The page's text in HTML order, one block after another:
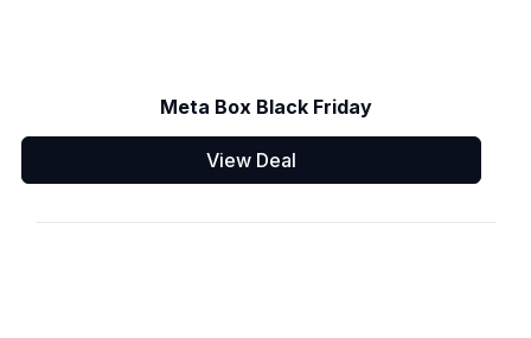
Meta Box Black Friday
View Deal